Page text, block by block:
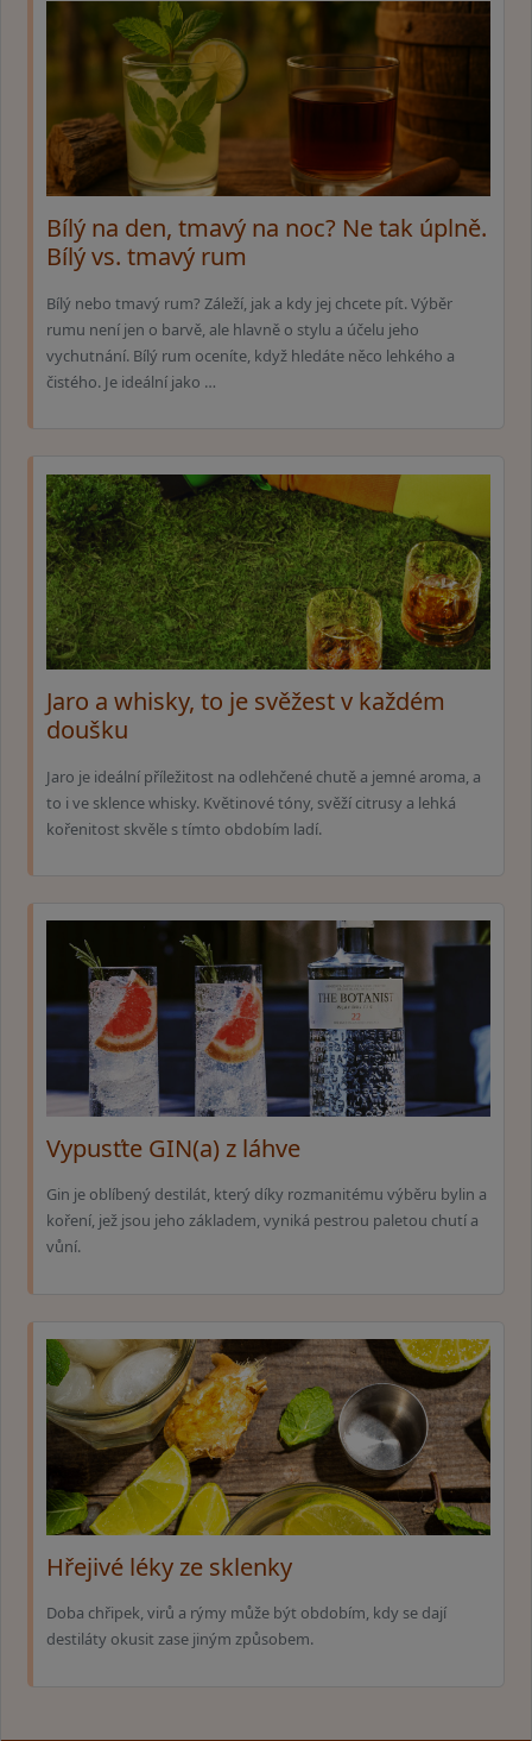
Bílý na den, tmavý na noc? Ne tak úplně.
Bílý vs. tmavý rum
Bílý nebo tmavý rum? Záleží, jak a kdy jej chcete pít. Výběr
rumu není jen o barvě, ale hlavně o stylu a účelu jeho
vychutnání. Bílý rum oceníte, když hledáte něco lehkého a
čistého. Je ideální jako …
Jaro a whisky, to je svěžest v každém
doušku
Jaro je ideální příležitost na odlehčené chutě a jemné aroma, a
to i ve sklence whisky. Květinové tóny, svěží citrusy a lehká
kořenitost skvěle s tímto obdobím ladí.
Vypusťte GIN(a) z láhve
Gin je oblíbený destilát, který díky rozmanitému výběru bylin a
koření, jež jsou jeho základem, vyniká pestrou paletou chutí a
vůní.
Hřejivé léky ze sklenky
Doba chřipek, virů a rýmy může být obdobím, kdy se dají
destiláty okusit zase jiným způsobem.